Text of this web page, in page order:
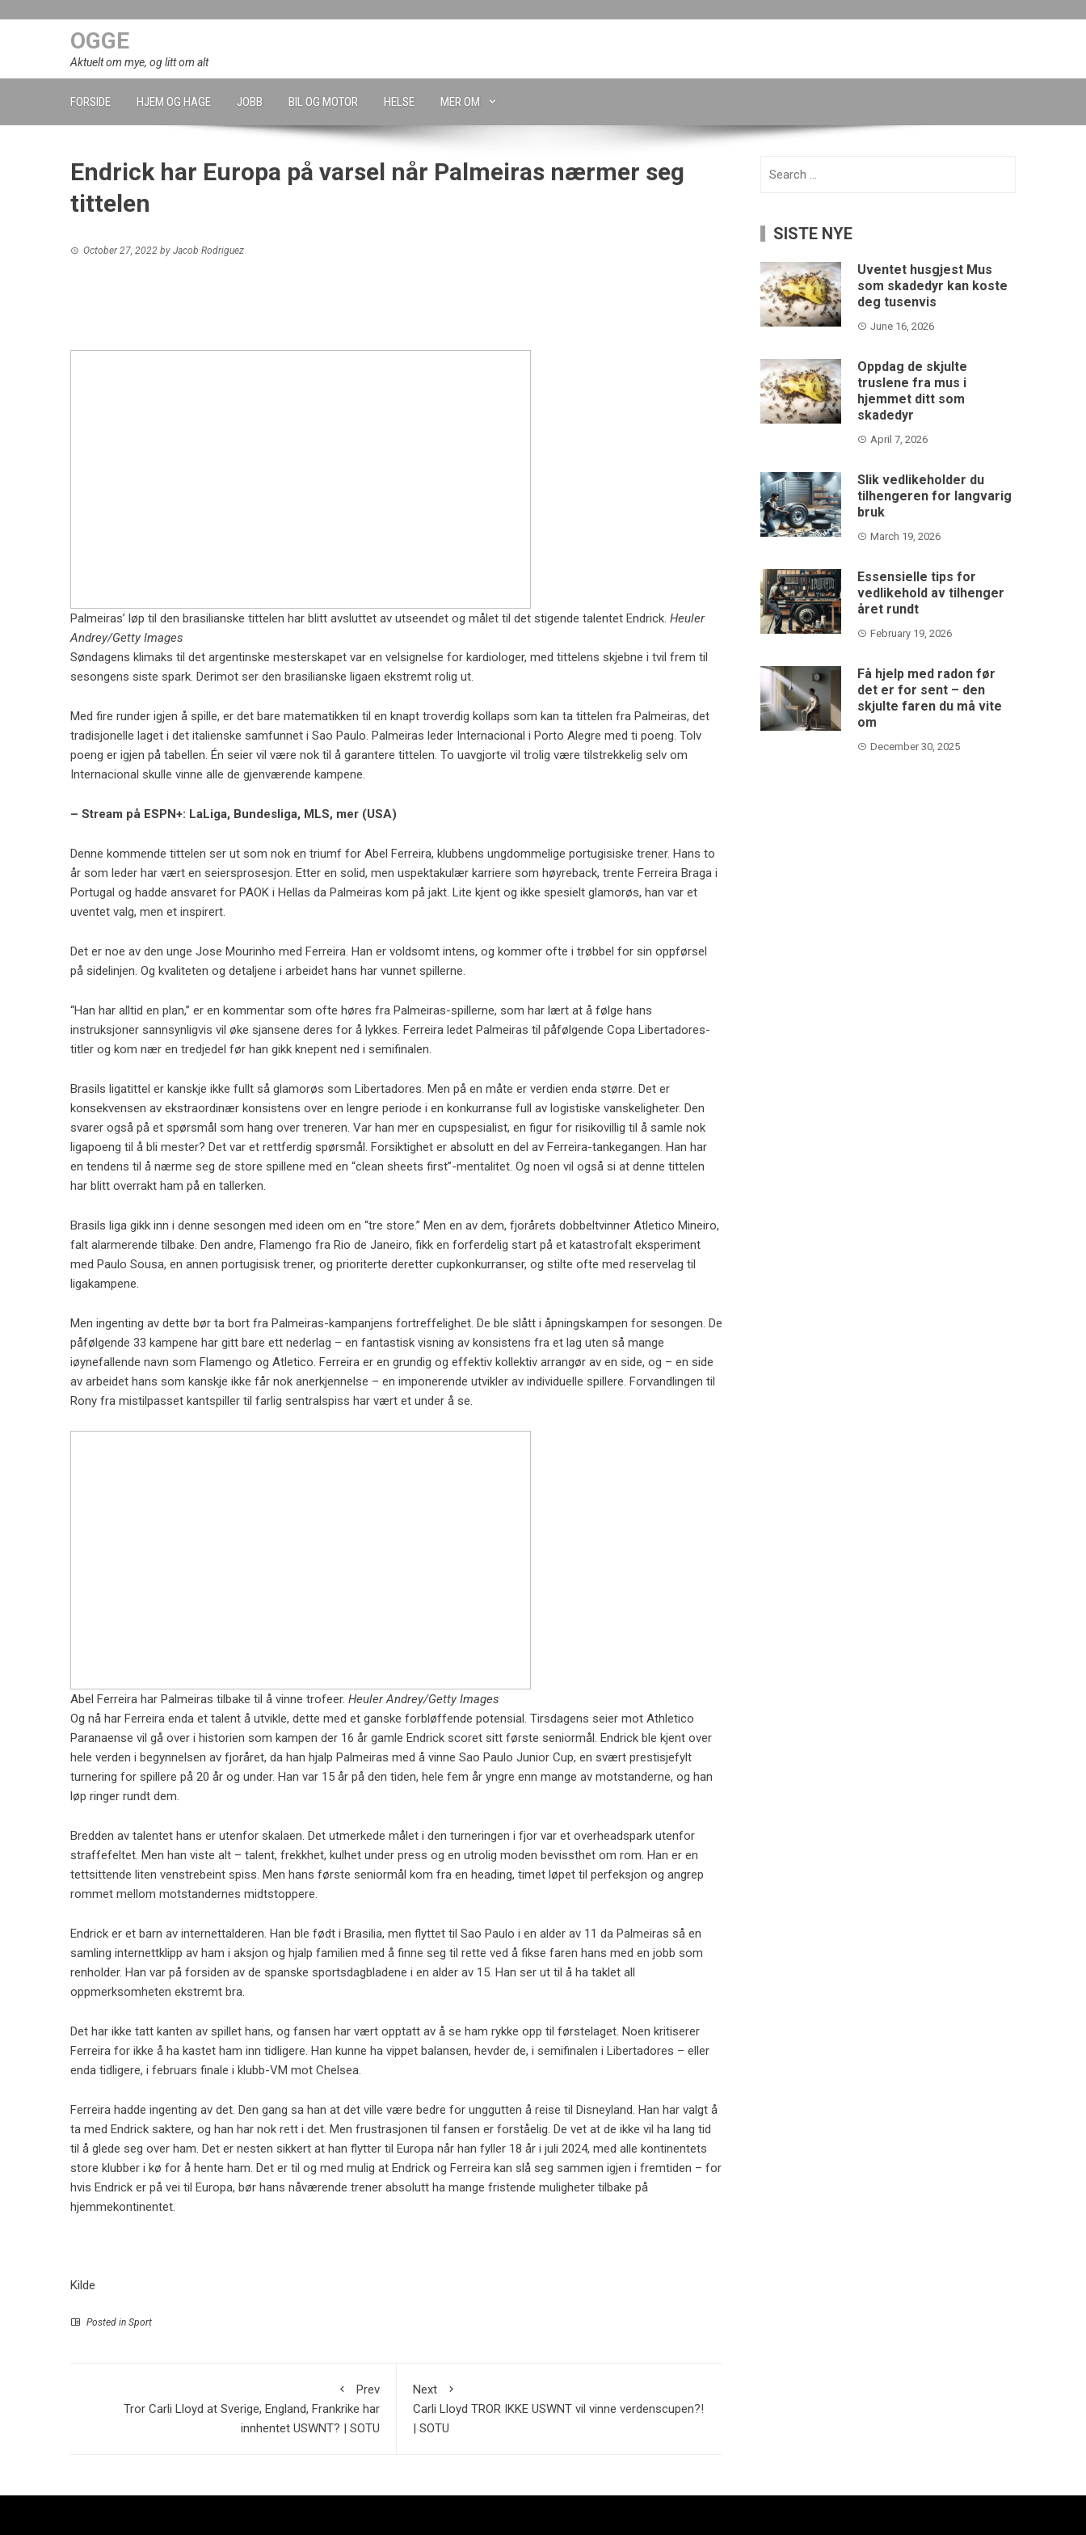
OGGE
Aktuelt om mye, og litt om alt
FORSIDE HJEM OG HAGE JOBB BIL OG MOTOR HELSE MER OM
Endrick har Europa på varsel når Palmeiras nærmer seg
tittelen
October 27, 2022 by Jacob Rodriguez
Palmeiras’ løp til den brasilianske tittelen har blitt avsluttet av utseendet og målet til det stigende talentet Endrick. Heuler
Andrey/Getty Images
Søndagens klimaks til det argentinske mesterskapet var en velsignelse for kardiologer, med tittelens skjebne i tvil frem til
sesongens siste spark. Derimot ser den brasilianske ligaen ekstremt rolig ut.
Med fire runder igjen å spille, er det bare matematikken til en knapt troverdig kollaps som kan ta tittelen fra Palmeiras, det
tradisjonelle laget i det italienske samfunnet i Sao Paulo. Palmeiras leder Internacional i Porto Alegre med ti poeng. Tolv
poeng er igjen på tabellen. Én seier vil være nok til å garantere tittelen. To uavgjorte vil trolig være tilstrekkelig selv om
Internacional skulle vinne alle de gjenværende kampene.
– Stream på ESPN+: LaLiga, Bundesliga, MLS, mer (USA)
Denne kommende tittelen ser ut som nok en triumf for Abel Ferreira, klubbens ungdommelige portugisiske trener. Hans to
år som leder har vært en seiersprosesjon. Etter en solid, men uspektakulær karriere som høyreback, trente Ferreira Braga i
Portugal og hadde ansvaret for PAOK i Hellas da Palmeiras kom på jakt. Lite kjent og ikke spesielt glamorøs, han var et
uventet valg, men et inspirert.
Det er noe av den unge Jose Mourinho med Ferreira. Han er voldsomt intens, og kommer ofte i trøbbel for sin oppførsel
på sidelinjen. Og kvaliteten og detaljene i arbeidet hans har vunnet spillerne.
“Han har alltid en plan,” er en kommentar som ofte høres fra Palmeiras-spillerne, som har lært at å følge hans
instruksjoner sannsynligvis vil øke sjansene deres for å lykkes. Ferreira ledet Palmeiras til påfølgende Copa Libertadores-
titler og kom nær en tredjedel før han gikk knepent ned i semifinalen.
Brasils ligatittel er kanskje ikke fullt så glamorøs som Libertadores. Men på en måte er verdien enda større. Det er
konsekvensen av ekstraordinær konsistens over en lengre periode i en konkurranse full av logistiske vanskeligheter. Den
svarer også på et spørsmål som hang over treneren. Var han mer en cupspesialist, en figur for risikovillig til å samle nok
ligapoeng til å bli mester? Det var et rettferdig spørsmål. Forsiktighet er absolutt en del av Ferreira-tankegangen. Han har
en tendens til å nærme seg de store spillene med en “clean sheets first”-mentalitet. Og noen vil også si at denne tittelen
har blitt overrakt ham på en tallerken.
Brasils liga gikk inn i denne sesongen med ideen om en “tre store.” Men en av dem, fjorårets dobbeltvinner Atletico Mineiro,
falt alarmerende tilbake. Den andre, Flamengo fra Rio de Janeiro, fikk en forferdelig start på et katastrofalt eksperiment
med Paulo Sousa, en annen portugisisk trener, og prioriterte deretter cupkonkurranser, og stilte ofte med reservelag til
ligakampene.
Men ingenting av dette bør ta bort fra Palmeiras-kampanjens fortreffelighet. De ble slått i åpningskampen for sesongen. De
påfølgende 33 kampene har gitt bare ett nederlag – en fantastisk visning av konsistens fra et lag uten så mange
iøynefallende navn som Flamengo og Atletico. Ferreira er en grundig og effektiv kollektiv arrangør av en side, og – en side
av arbeidet hans som kanskje ikke får nok anerkjennelse – en imponerende utvikler av individuelle spillere. Forvandlingen til
Rony fra mistilpasset kantspiller til farlig sentralspiss har vært et under å se.
Abel Ferreira har Palmeiras tilbake til å vinne trofeer. Heuler Andrey/Getty Images
Og nå har Ferreira enda et talent å utvikle, dette med et ganske forbløffende potensial. Tirsdagens seier mot Athletico
Paranaense vil gå over i historien som kampen der 16 år gamle Endrick scoret sitt første seniormål. Endrick ble kjent over
hele verden i begynnelsen av fjoråret, da han hjalp Palmeiras med å vinne Sao Paulo Junior Cup, en svært prestisjefylt
turnering for spillere på 20 år og under. Han var 15 år på den tiden, hele fem år yngre enn mange av motstanderne, og han
løp ringer rundt dem.
Bredden av talentet hans er utenfor skalaen. Det utmerkede målet i den turneringen i fjor var et overheadspark utenfor
straffefeltet. Men han viste alt – talent, frekkhet, kulhet under press og en utrolig moden bevissthet om rom. Han er en
tettsittende liten venstrebeint spiss. Men hans første seniormål kom fra en heading, timet løpet til perfeksjon og angrep
rommet mellom motstandernes midtstoppere.
Endrick er et barn av internettalderen. Han ble født i Brasilia, men flyttet til Sao Paulo i en alder av 11 da Palmeiras så en
samling internettklipp av ham i aksjon og hjalp familien med å finne seg til rette ved å fikse faren hans med en jobb som
renholder. Han var på forsiden av de spanske sportsdagbladene i en alder av 15. Han ser ut til å ha taklet all
oppmerksomheten ekstremt bra.
Det har ikke tatt kanten av spillet hans, og fansen har vært opptatt av å se ham rykke opp til førstelaget. Noen kritiserer
Ferreira for ikke å ha kastet ham inn tidligere. Han kunne ha vippet balansen, hevder de, i semifinalen i Libertadores – eller
enda tidligere, i februars finale i klubb-VM mot Chelsea.
Ferreira hadde ingenting av det. Den gang sa han at det ville være bedre for unggutten å reise til Disneyland. Han har valgt å
ta med Endrick saktere, og han har nok rett i det. Men frustrasjonen til fansen er forståelig. De vet at de ikke vil ha lang tid
til å glede seg over ham. Det er nesten sikkert at han flytter til Europa når han fyller 18 år i juli 2024, med alle kontinentets
store klubber i kø for å hente ham. Det er til og med mulig at Endrick og Ferreira kan slå seg sammen igjen i fremtiden – for
hvis Endrick er på vei til Europa, bør hans nåværende trener absolutt ha mange fristende muligheter tilbake på
hjemmekontinentet.
Kilde
Posted in Sport
Prev
Tror Carli Lloyd at Sverige, England, Frankrike har
innhentet USWNT? | SOTU
Next
Carli Lloyd TROR IKKE USWNT vil vinne verdenscupen?!
| SOTU
SISTE NYE
Uventet husgjest Mus
som skadedyr kan koste
deg tusenvis
June 16, 2026
Oppdag de skjulte
truslene fra mus i
hjemmet ditt som
skadedyr
April 7, 2026
Slik vedlikeholder du
tilhengeren for langvarig
bruk
March 19, 2026
Essensielle tips for
vedlikehold av tilhenger
året rundt
February 19, 2026
Få hjelp med radon før
det er for sent – den
skjulte faren du må vite
om
December 30, 2025